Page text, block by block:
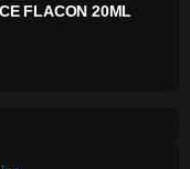
FLACON 20ML